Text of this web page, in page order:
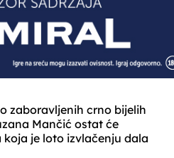
zaboravljenih crno bijelih
Mančić ostat će
je loto izvlačenju dala